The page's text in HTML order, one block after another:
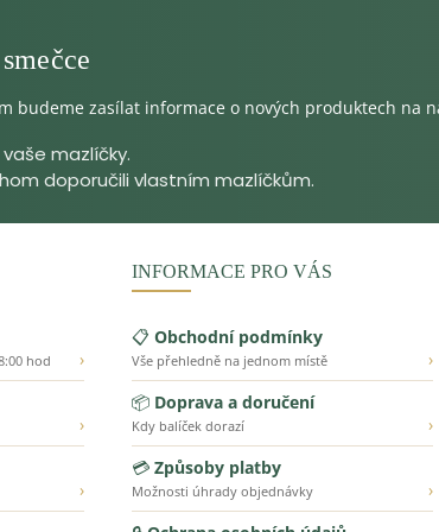
budeme zasílat informace o nových produktech na
hod
›
›
›
INFORMACE PRO VÁS
📋 Obchodní podmínky
Vše přehledně na jednom místě
›
📦 Doprava a doručení
Kdy balíček dorazí
›
💳 Způsoby platby
Možnosti úhrady objednávky
›